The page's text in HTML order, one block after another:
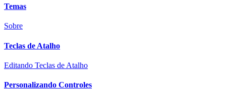
Temas
Sobre
Teclas de Atalho
Editando Teclas de Atalho
Personalizando Controles